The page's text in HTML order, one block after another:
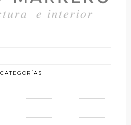
CATEGORÍAS